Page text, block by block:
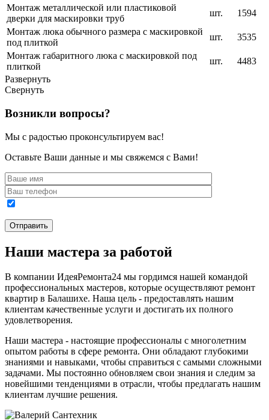
Монтаж металлической или пластиковой
дверки для маскировки труб
шт.
1594
Монтаж люка обычного размера с маскировкой
под плиткой
шт.
3535
Монтаж габаритного люка с маскировкой под
плиткой
шт.
4483
Развернуть
Свернуть
Возникли вопросы?
Мы с радостью проконсультируем вас!
Оставьте Ваши данные и мы свяжемся с Вами!
Наши мастера за работой
В компании ИдеяРемонта24 мы гордимся нашей командой
профессиональных мастеров, которые осуществляют ремонт
квартир в Балашихе. Наша цель - предоставлять нашим
клиентам качественные услуги и достигать их полного
удовлетворения.
Наши мастера - настоящие профессионалы с многолетним
опытом работы в сфере ремонта. Они обладают глубокими
знаниями и навыками, чтобы справиться с самыми сложными
задачами. Мы постоянно обновляем свои знания и следим за
новейшими тенденциями в отрасли, чтобы предлагать нашим
клиентам лучшие решения.